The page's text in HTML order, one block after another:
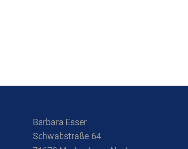
Barbara Esser
Schwabstraße 64